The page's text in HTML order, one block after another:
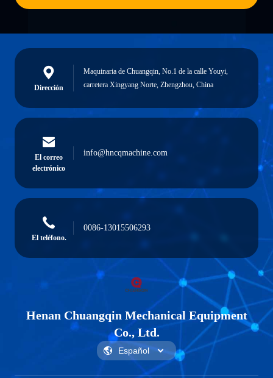
Dirección
Maquinaria de Chuangqin, No.1 de la calle Youyi,
carretera Xingyang Norte, Zhengzhou, China
El correo
electrónico
info@hncqmachine.com
El teléfono.
0086-13015506293
Henan Chuangqin Mechanical Equipment
Co., Ltd.